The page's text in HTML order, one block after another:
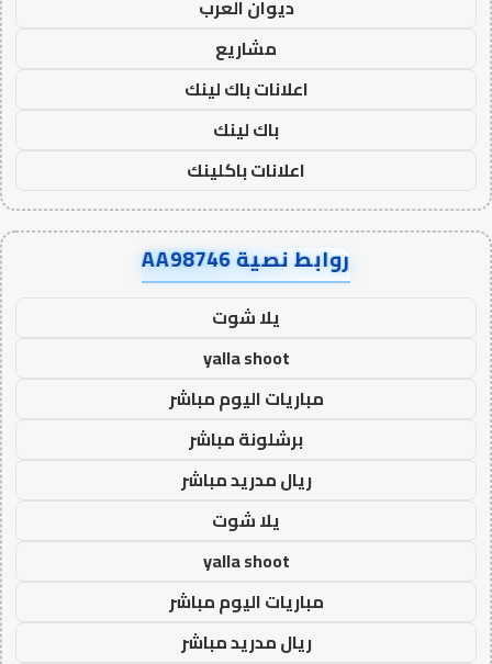
ديوان العرب
مشاريع
اعلانات باك لينك
باك لينك
اعلانات باكلينك
روابط نصية AA98746
يلا شوت
yalla shoot
مباريات اليوم مباشر
برشلونة مباشر
ريال مدريد مباشر
يلا شوت
yalla shoot
مباريات اليوم مباشر
ريال مدريد مباشر